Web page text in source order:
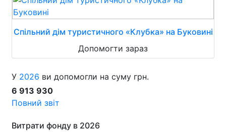
Спільний дім туристичного «Клубка» на Буковині
Допомогти зараз
У 2026 ви допомогли на суму грн.
6 913 930
Повний звіт
Витрати фонду в 2026